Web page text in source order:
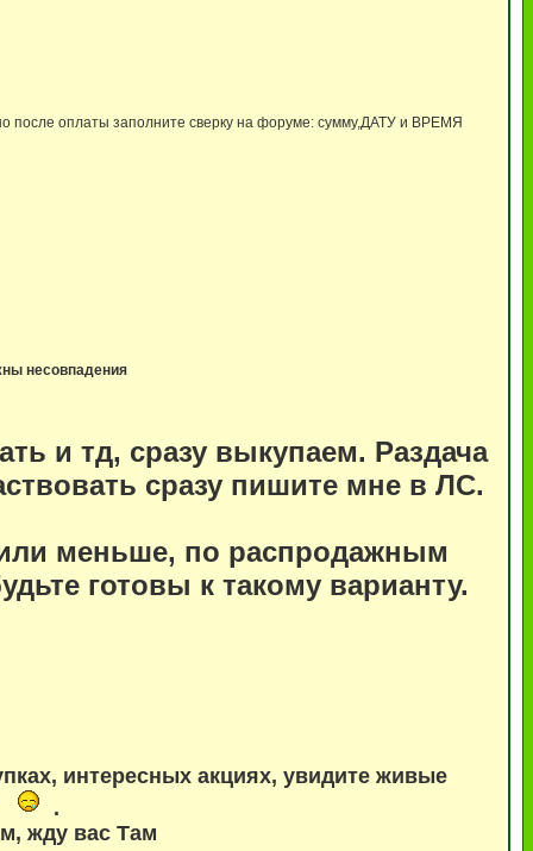
после оплаты заполните сверку на форуме: сумму,ДАТУ и ВРЕМЯ
несовпадения
и тд, сразу выкупаем. Раздача
сразу пишите мне в ЛС.
или меньше, по распродажным
готовы к такому варианту.
интересных акциях, увидите живые
.
жду вас Там